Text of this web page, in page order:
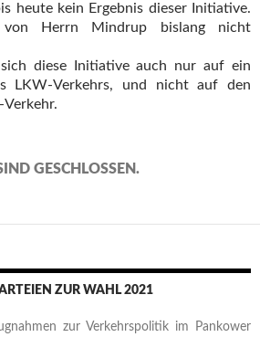
heute kein Ergebnis dieser Initiative.
von Herrn Mindrup bislang nicht
sich diese Initiative auch nur auf ein
LKW-Verkehrs, und nicht auf den
Verkehr.
GESCHLOSSEN.
ZUR WAHL 2021
zur Verkehrspolitik im Pankower